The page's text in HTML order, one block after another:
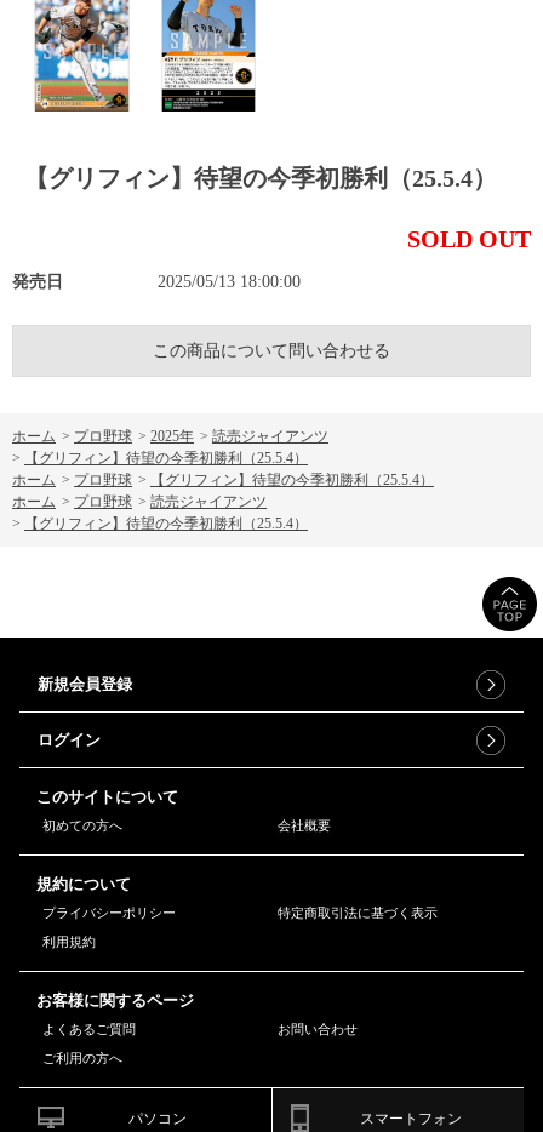
【グリフィン】待望の今季初勝利（25.5.4）
SOLD OUT
発売日 2025/05/13 18:00:00
この商品について問い合わせる
ホーム > プロ野球 > 2025年 > 読売ジャイアンツ
>
【グリフィン】待望の今季初勝利（25.5.4）
ホーム > プロ野球 >
【グリフィン】待望の今季初勝利（25.5.4）
ホーム > プロ野球 > 読売ジャイアンツ
>
【グリフィン】待望の今季初勝利（25.5.4）
新規会員登録
ログイン
このサイトについて
初めての方へ 会社概要
規約について
プライバシーポリシー
特定商取引法に基づく表示
利用規約
お客様に関するページ
よくあるご質問
お問い合わせ
ご利用の方へ
パソコン スマートフォン